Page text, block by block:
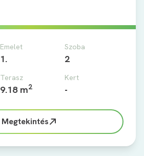
Emelet
1.
Szoba
2
Terasz
9.18 m2
Kert
-
Megtekintés